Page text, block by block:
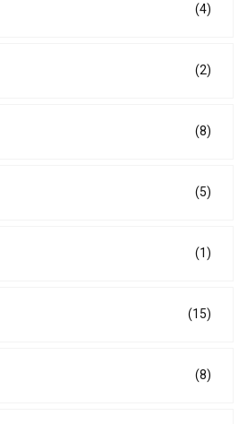
(4)
(2)
(8)
(5)
(1)
(15)
(8)